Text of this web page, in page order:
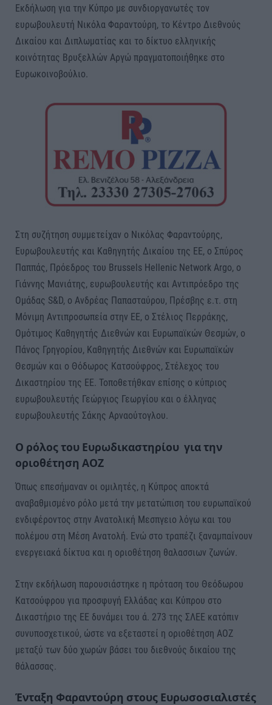
Eκδήλωση για την Κύπρο με συνδιοργανωτές τον
ευρωβουλευτή Νικόλα Φαραντούρη, το Κέντρο Διεθνούς
Δικαίου και Διπλωματίας και το δίκτυο ελληνικής
κοινότητας Βρυξελλών Αργώ πραγματοποιήθηκε στο
Ευρωκοινοβούλιο.
Στη συζήτηση συμμετείχαν ο Νικόλας Φαραντούρης,
Ευρωβουλευτής και Καθηγητής Δικαίου της ΕΕ, ο Σπύρος
Παππάς, Πρόεδρος του Brussels Hellenic Network Argo, ο
Γιάννης Μανιάτης, ευρωβουλευτής και Αντιπρόεδρο της
Ομάδας S&D, ο Ανδρέας Παπασταύρου, Πρέσβης ε.τ. στη
Μόνιμη Αντιπροσωπεία στην ΕΕ, ο Στέλιος Περράκης,
Ομότιμος Καθηγητής Διεθνών και Ευρωπαϊκών Θεσμών, ο
Πάνος Γρηγορίου, Καθηγητής Διεθνών και Ευρωπαϊκών
Θεσμών και ο Θόδωρος Κατσούφρος, Στέλεχος του
Δικαστηρίου της ΕΕ. Τοποθετήθκαν επίσης ο κύπριος
ευρωβουλευτής Γεώργιος Γεωργίου και ο έλληνας
ευρωβουλευτής Σάκης Αρναούτογλου.
Ο ρόλος του Ευρωδικαστηρίου για την
οριοθέτηση ΑΟΖ
Όπως επεσήμαναν οι ομιλητές, η Κύπρος αποκτά
αναβαθμισμένο ρόλο μετά την μετατώπιση του ευρωπαϊκού
ενδιφέροντος στην Ανατολική Μεσπγειο λόγω και του
πολέμου στη Μέση Ανατολή. Ενώ στο τραπέζι ξαναμπαίνουν
ενεργειακά δίκτυα και η οριοθέτηση θαλασσιων ζωνών.
Στην εκδήλωση παρουσιάστηκε η πρόταση του Θεόδωρου
Κατσούφρου για προσφυγή Ελλάδας και Κύπρου στο
Δικαστήριο της ΕΕ δυνάμει του ά. 273 της ΣΛΕΕ κατόπιν
συνυποσχετικού, ώστε να εξεταστεί η οριοθέτηση ΑΟΖ
μεταξύ των δύο χωρών βάσει του διεθνούς δικαίου της
θάλασσας.
Ένταξη Φαραντούρη στους Ευρωσοσιαλιστές